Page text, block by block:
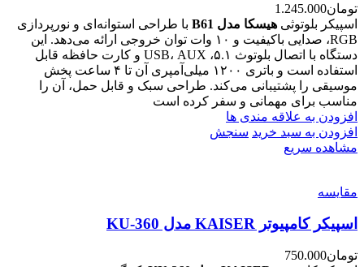
تومان1.245.000
اسپیکر بلوتوثی هیسکا مدل B61
با طراحی استوانه‌ای و نورپردازی
RGB، صدایی باکیفیت و ۱۰ وات توان خروجی ارائه می‌دهد. این
دستگاه با اتصال بلوتوث ۵.۱، USB، AUX و کارت حافظه قابل
استفاده است و باتری ۱۲۰۰ میلی‌آمپری آن تا ۴ ساعت پخش
موسیقی را پشتیبانی می‌کند. طراحی سبک و قابل حمل، آن را
مناسب برای مهمانی و سفر کرده است
افزودن به علاقه مندی ها
افزودن به سبد خرید سنجش
مشاهده سریع
مقایسه
اسپیکر کامپیوتر KAISER مدل KU-360
تومان750.000